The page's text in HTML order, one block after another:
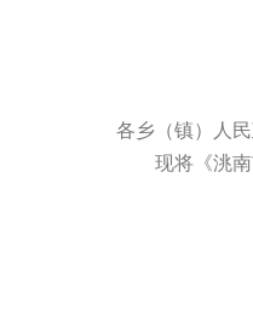
各乡（镇）人
现将《洮南市
二0一